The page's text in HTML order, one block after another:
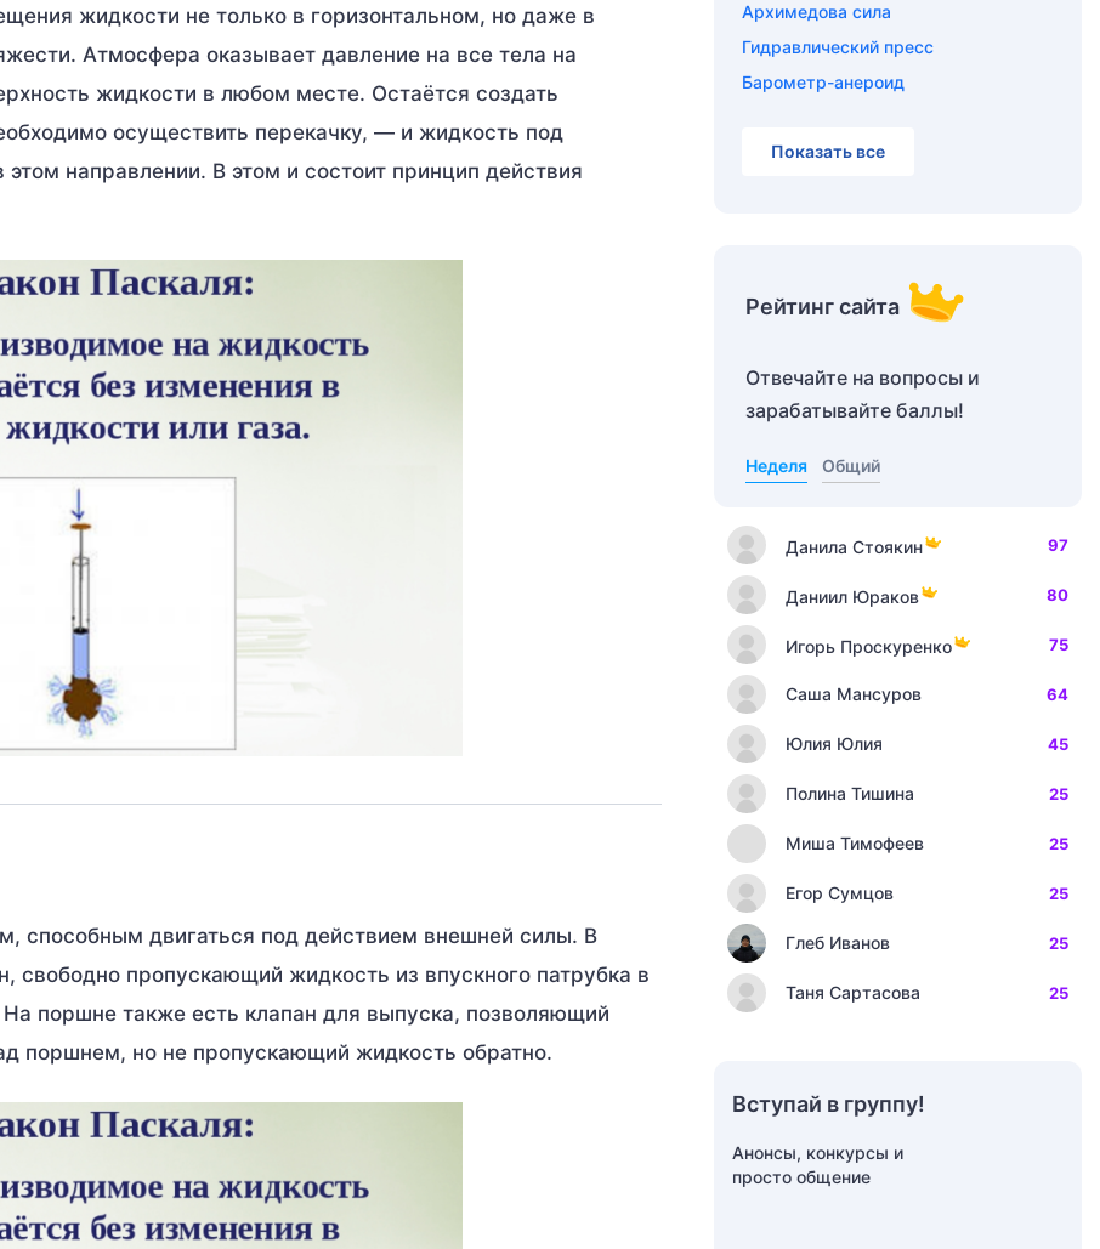
жидкости не только в горизонтальном, но даже в
Атмосфера оказывает давление на все тела на
жидкости в любом месте. Остаётся создать
осуществить перекачку, — и жидкость под
направлении. В этом и состоит принцип действия
способным двигаться под действием внешней силы. В
свободно пропускающий жидкость из впускного патрубка в
поршне также есть клапан для выпуска, позволяющий
поршнем, но не пропускающий жидкость обратно.
Архимедова сила
Гидравлический пресс
Барометр-анероид
Показать все
Рейтинг сайта
Отвечайте на вопросы и
зарабатывайте баллы!
Неделя Общий
Данила Стоякин 97
Даниил Юраков 80
Игорь Проскуренко 75
Саша Мансуров 64
Юлия Юлия 45
Полина Тишина 25
Миша Тимофеев 25
Егор Сумцов 25
Глеб Иванов 25
Таня Сартасова 25
Вступай в группу!
Анонсы, конкурсы и
просто общение